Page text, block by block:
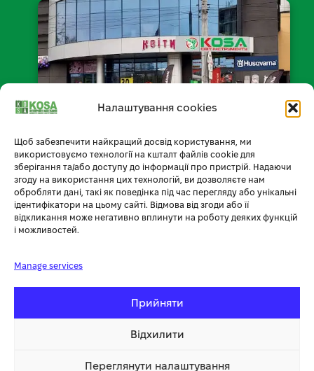
Налаштування cookies
Щоб забезпечити найкращий досвід користування, ми
використовуємо технології на кшталт файлів cookie для
зберігання та/або доступу до інформації про пристрій. Надаючи
згоду на використання цих технологій, ви дозволяєте нам
обробляти дані, такі як поведінка під час перегляду або унікальні
ідентифікатори на цьому сайті. Відмова від згоди або її
відкликання може негативно вплинути на роботу деяких функцій
і можливостей.
Manage services
Прийняти
Відхилити
Переглянути налаштування
📍 Відкрити на мапі
Умови доставки
Повернення товару
Публічний договір